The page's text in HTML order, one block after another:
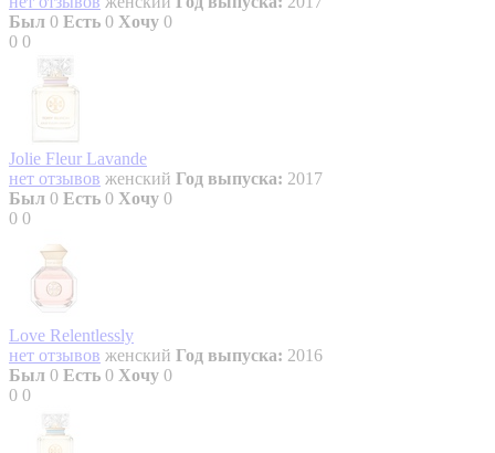
Был 0 Есть 0 Хочу 0
0 0
Jolie Fleur Lavande
нет отзывов женский Год выпуска: 2017
Был 0 Есть 0 Хочу 0
0 0
Love Relentlessly
нет отзывов женский Год выпуска: 2016
Был 0 Есть 0 Хочу 0
0 0